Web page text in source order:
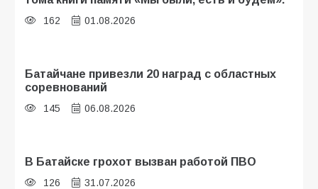
162 01.08.2026
Батайчане привезли 20 наград с областных
соревнований
145 06.08.2026
В Батайске грохот вызван работой ПВО
126 31.07.2026